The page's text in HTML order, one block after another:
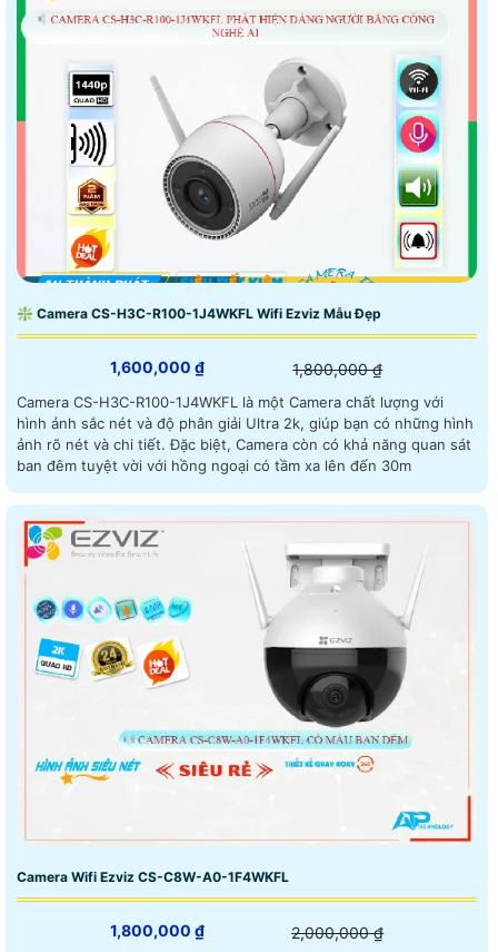
❇ Camera CS-H3C-R100-1J4WKFL Wifi Ezviz Mẫu Đẹp
1,600,000 ₫ 1,800,000 ₫
Camera CS-H3C-R100-1J4WKFL là một Camera chất lượng với
hình ảnh sắc nét và độ phân giải Ultra 2k, giúp bạn có những hình
ảnh rõ nét và chi tiết. Đặc biệt, Camera còn có khả năng quan sát
ban đêm tuyệt vời với hồng ngoại có tầm xa lên đến 30m
Camera Wifi Ezviz CS-C8W-A0-1F4WKFL
1,800,000 ₫ 2,000,000 ₫